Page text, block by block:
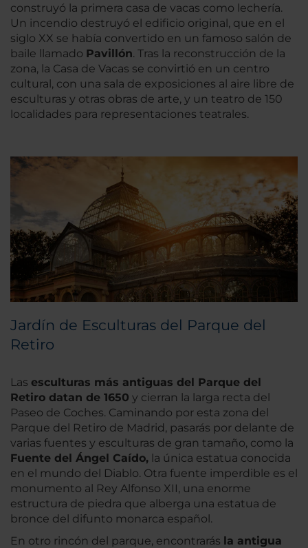
construyó la primera casa de vacas como lechería.
Un incendio destruyó el edificio original, que en el
siglo XX se había convertido en un famoso salón de
baile llamado Pavillón. Tras la reconstrucción de la
zona, la Casa de Vacas se convirtió en un centro
cultural, con una sala de exposiciones al aire libre de
esculturas y otras obras de arte, y un teatro de 150
localidades para representaciones teatrales.
Jardín de Esculturas del Parque del
Retiro
Las esculturas más antiguas del Parque del
Retiro datan de 1650 y cierran la larga recta del
Paseo de Coches. Caminando por esta zona del
Parque del Retiro de Madrid, pasarás por delante de
varias fuentes y esculturas de gran tamaño, como la
Fuente del Ángel Caído, la única estatua conocida
en el mundo del Diablo. Otra fuente imperdible es el
monumento al Rey Alfonso XII, una enorme
estructura de piedra que alberga una estatua de
bronce del difunto monarca español.
En otro rincón del parque, encontrarás la antigua